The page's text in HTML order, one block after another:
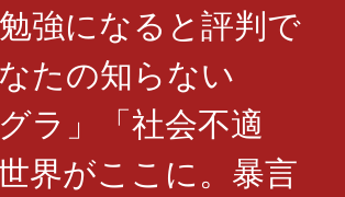
強になると評判で
たの知らない
ラ」「社会不適
界がここに。暴言